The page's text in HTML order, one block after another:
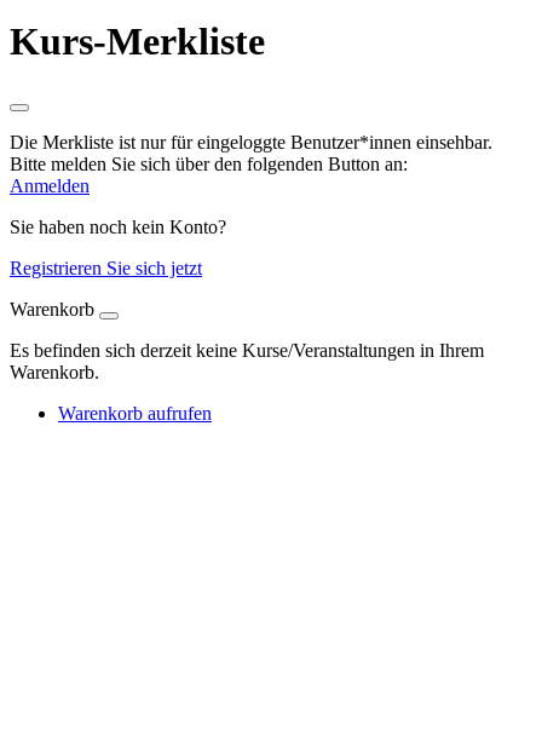
Kurs-Merkliste
Die Merkliste ist nur für eingeloggte Benutzer*innen einsehbar.
Bitte melden Sie sich über den folgenden Button an:
Anmelden
Sie haben noch kein Konto?
Registrieren Sie sich jetzt
Warenkorb
Es befinden sich derzeit keine Kurse/Veranstaltungen in Ihrem
Warenkorb.
Warenkorb aufrufen